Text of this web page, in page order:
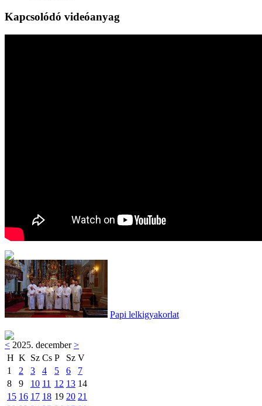
Kapcsolódó videóanyag
Papi lelkigyakorlat
< 2025. december>
H K Sz Cs P Sz V
1
2 3 4 5 6
7
8
9 10 11 12 13 14
15 16 17 18 19 20 21